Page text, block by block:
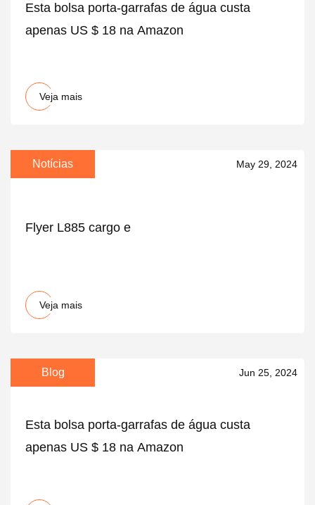
Esta bolsa porta-garrafas de água custa
apenas US $ 18 na Amazon
Veja mais
Notícias May 29, 2024
Flyer L885 cargo e
Veja mais
Blog Jun 25, 2024
Esta bolsa porta-garrafas de água custa
apenas US $ 18 na Amazon